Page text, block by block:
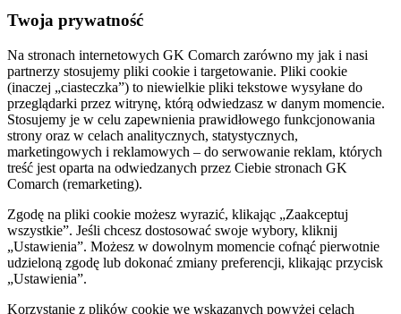
Twoja prywatność
Na stronach internetowych GK Comarch zarówno my jak i nasi
partnerzy stosujemy pliki cookie i targetowanie. Pliki cookie
(inaczej „ciasteczka”) to niewielkie pliki tekstowe wysyłane do
przeglądarki przez witrynę, którą odwiedzasz w danym momencie.
Stosujemy je w celu zapewnienia prawidłowego funkcjonowania
strony oraz w celach analitycznych, statystycznych,
marketingowych i reklamowych – do serwowanie reklam, których
treść jest oparta na odwiedzanych przez Ciebie stronach GK
Comarch (remarketing).
Zgodę na pliki cookie możesz wyrazić, klikając „Zaakceptuj
wszystkie”. Jeśli chcesz dostosować swoje wybory, kliknij
„Ustawienia”. Możesz w dowolnym momencie cofnąć pierwotnie
udzieloną zgodę lub dokonać zmiany preferencji, klikając przycisk
„Ustawienia”.
Korzystanie z plików cookie we wskazanych powyżej celach